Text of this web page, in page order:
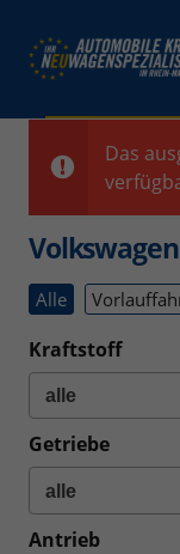
Das
Alle
Kraftstoff
Getriebe
Antrieb